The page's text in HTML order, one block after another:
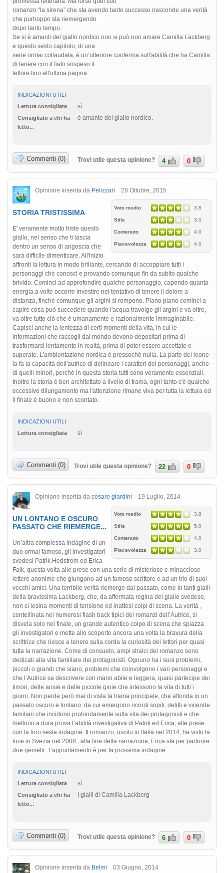
romanzo “la sirena” che sta avendo tanto successo nasconde una verità
che purtroppo sta riemergendo
dopo tanto tempo.
Se si è amanti del giallo nordico non si può non amare Camilla Läckberg
e questo sesto capitolo, di una
serie ormai collaudata, è un’ulteriore conferma sull'abilità che ha Camilla
di tenere con il fiato sospeso il
lettore fino all'ultima pagina.
INDICAZIONI UTILI
Lettura consigliata
sì
Consigliato a chi ha
letto...
è amante del giallo nordico.
Commenti (0) Trovi utile questa opinione? 4 0
Opinione inserita da Pelizzari 28 Ottobre, 2015
Voto medio 3.8
Stile 3.0
Contenuto 4.0
Piacevolezza 4.0
STORIA TRISTISSIMA
E' veramente molto triste questo
giallo, nel senso che ti lascia
dentro un senso di angoscia che
sarà difficile dimenticare. All'inizio
affronti la lettura in modo brillante, cercando di accoppiare tutti i
personaggi che conosci e provando comunque fin da subito qualche
brivido. Cominci ad approfondire qualche personaggio, capendo quanta
energia a volte occorre investire nel tentativo di tenere il dolore a
distanza, finché comunque gli argini si rompono. Piano piano cominci a
capire cosa può succedere quando l'acqua travolge gli argini e va oltre,
va oltre tutto ciò che è umanamente e razionalmente immaginabile.
Capisci anche la lentezza di certi momenti della vita, in cui le
informazioni che raccogli dal mondo devono depositari prima di
trasformarsi lentamente in realtà, prima di poter essere accettate e
superate. L'ambientazione nordica è pressoché nulla. La parte del leone
la fa la capacità dell'autrice di delineare i caratteri dei personaggi, anche
di quelli minori, perché in questa storia tutti sono veramente essenziali.
Inoltre la storia è ben architettato a livello di trama, ogni tanto c'è qualche
eccessivo dilungamento ma l'attenzione rimane viva per tutta la lettura ed
il finale è buono e non scontato.
INDICAZIONI UTILI
Lettura consigliata
sì
Commenti (0) Trovi utile questa opinione? 22 0
Opinione inserita da cesare giardini 19 Luglio, 2014
Voto medio 3.8
Stile 5.0
Contenuto 4.0
Piacevolezza 3.0
UN LONTANO E OSCURO
PASSATO CHE RIEMERGE...
Un’altra complessa indagine di un
duo ormai famoso, gli investigatori
svedesi Patrik Hedstrom ed Erica
Falk, questa volta alle prese con una serie di misteriose e minacciose
lettere anonime che giungono ad un famoso scrittore e ad un trio di suoi
vecchi amici. Una terribile verità riemerge dal passato, come in tanti gialli
della bravissima Lackberg, che, da affermata regina del giallo svedese,
non ci lesina momenti di tensione ed inattesi colpi di scena. La verità ,
centellinata nei numerosi flash back tipici dei romanzi dell’Autrice, si
disvela solo nel finale, un grande autentico colpo di scena che spiazza
gli investigatori e mette allo scoperto ancora una volta la bravura della
scrittrice che riesce a tenere sulla corda la curiosità dei lettori per quasi
tutta la narrazione. Come di consueto, ampi stralci del romanzo sono
dedicati alla vita familiare dei protagonisti. Ognuno ha i suoi problemi,
piccoli o grandi che siano, problemi che coinvolgono i vari personaggi e
che l’Autrice sa descrivere con mano abile e leggera, quasi partecipe dei
timori, delle ansie e delle piccole gioie che intessono la vita di tutti i
giorni. Non perde però mai di vista la trama principale, che affonda in un
passato oscuro e lontano, da cui emergono ricordi sopiti, delitti e vicende
familiari che incidono profondamente sulla vita dei protagonisti e che
mettono a dura prova l’abilità investigativa di Patrik ed Erica, alle prese
con la loro sesta indagine. Il romanzo, uscito in Italia nel 2014, ha visto la
luce in Svezia nel 2008 ; alla fine della narrazione, Erica sta per partorire
due gemelli : l’appuntamento è per la prossima indagine.
INDICAZIONI UTILI
Lettura consigliata
sì
Consigliato a chi ha
letto...
I gialli di Camilla Lackberg
Commenti (0) Trovi utile questa opinione? 6 0
Opinione inserita da Belmi 03 Giugno, 2014